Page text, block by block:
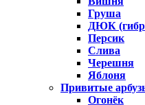
Груша
ДЮК
Персик
Слива
Черешня
Яблоня
Привитые
Огонёк